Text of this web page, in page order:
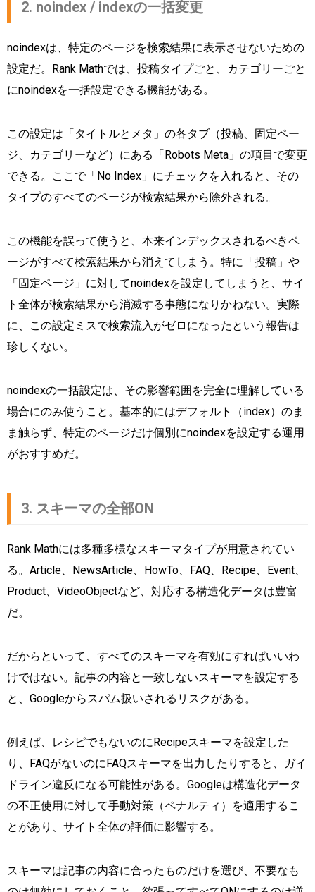
2. noindex / indexの一括変更
noindexは、特定のページを検索結果に表示させないための
設定だ。Rank Mathでは、投稿タイプごと、カテゴリーごと
にnoindexを一括設定できる機能がある。
この設定は「タイトルとメタ」の各タブ（投稿、固定ペー
ジ、カテゴリーなど）にある「Robots Meta」の項目で変更
できる。ここで「No Index」にチェックを入れると、その
タイプのすべてのページが検索結果から除外される。
この機能を誤って使うと、本来インデックスされるべきペ
ージがすべて検索結果から消えてしまう。特に「投稿」や
「固定ページ」に対してnoindexを設定してしまうと、サイ
ト全体が検索結果から消滅する事態になりかねない。実際
に、この設定ミスで検索流入がゼロになったという報告は
珍しくない。
noindexの一括設定は、その影響範囲を完全に理解している
場合にのみ使うこと。基本的にはデフォルト（index）のま
ま触らず、特定のページだけ個別にnoindexを設定する運用
がおすすめだ。
3. スキーマの全部ON
Rank Mathには多種多様なスキーマタイプが用意されてい
る。Article、NewsArticle、HowTo、FAQ、Recipe、Event、
Product、VideoObjectなど、対応する構造化データは豊富
だ。
だからといって、すべてのスキーマを有効にすればいいわ
けではない。記事の内容と一致しないスキーマを設定する
と、Googleからスパム扱いされるリスクがある。
例えば、レシピでもないのにRecipeスキーマを設定した
り、FAQがないのにFAQスキーマを出力したりすると、ガイ
ドライン違反になる可能性がある。Googleは構造化データ
の不正使用に対して手動対策（ペナルティ）を適用するこ
とがあり、サイト全体の評価に影響する。
スキーマは記事の内容に合ったものだけを選び、不要なも